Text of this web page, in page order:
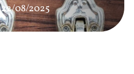
22/08/2025